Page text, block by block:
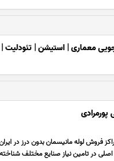
معماری|استیشن|تئودلیت
پورمرادی
فروش لوله مانیسمان بدون درز در
در تامین نیاز صنایع مختلف شناخته